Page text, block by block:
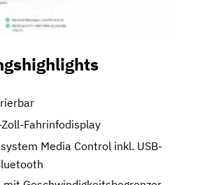
Fahrinfodisplay
Media Control inkl. USB-